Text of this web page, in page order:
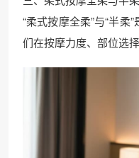
“柔式按摩全柔”与“半柔
们在按摩力度、部位选